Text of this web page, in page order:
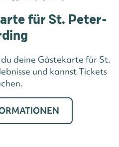
für St. Peter-
deine Gästekarte für St.
und kannst Tickets